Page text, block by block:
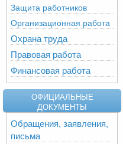
Защита работников
Организационная работа
Охрана труда
Правовая работа
Финансовая работа
ОФИЦИАЛЬНЫЕ
ДОКУМЕНТЫ
Обращения, заявления,
письма